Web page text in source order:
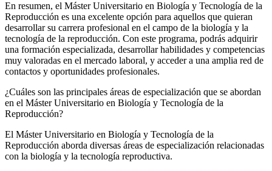
En resumen, el Máster Universitario en Biología y Tecnología de la
Reproducción es una excelente opción para aquellos que quieran
desarrollar su carrera profesional en el campo de la biología y la
tecnología de la reproducción. Con este programa, podrás adquirir
una formación especializada, desarrollar habilidades y competencias
muy valoradas en el mercado laboral, y acceder a una amplia red de
contactos y oportunidades profesionales.
¿Cuáles son las principales áreas de especialización que se abordan
en el Máster Universitario en Biología y Tecnología de la
Reproducción?
El Máster Universitario en Biología y Tecnología de la
Reproducción aborda diversas áreas de especialización relacionadas
con la biología y la tecnología reproductiva.